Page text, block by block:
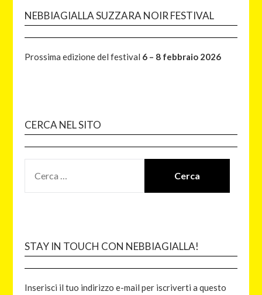
NEBBIAGIALLA SUZZARA NOIR FESTIVAL
Prossima edizione del festival 6 – 8 febbraio 2026
CERCA NEL SITO
STAY IN TOUCH CON NEBBIAGIALLA!
Inserisci il tuo indirizzo e-mail per iscriverti a questo